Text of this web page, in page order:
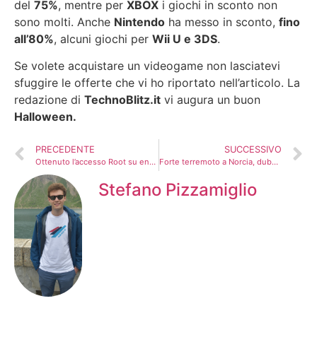
del 75%, mentre per XBOX i giochi in sconto non
sono molti. Anche Nintendo ha messo in sconto, fino
all’80%, alcuni giochi per Wii U e 3DS.
Se volete acquistare un videogame non lasciatevi
sfuggire le offerte che vi ho riportato nell’articolo. La
redazione di TechnoBlitz.it vi augura un buon
Halloween.
PRECEDENTE
Ottenuto l’accesso Root su entrambi i modelli di Pixel
SUCCESSIVO
Forte terremoto a Norcia, dubbi sulla magnitudo.
Stefano Pizzamiglio